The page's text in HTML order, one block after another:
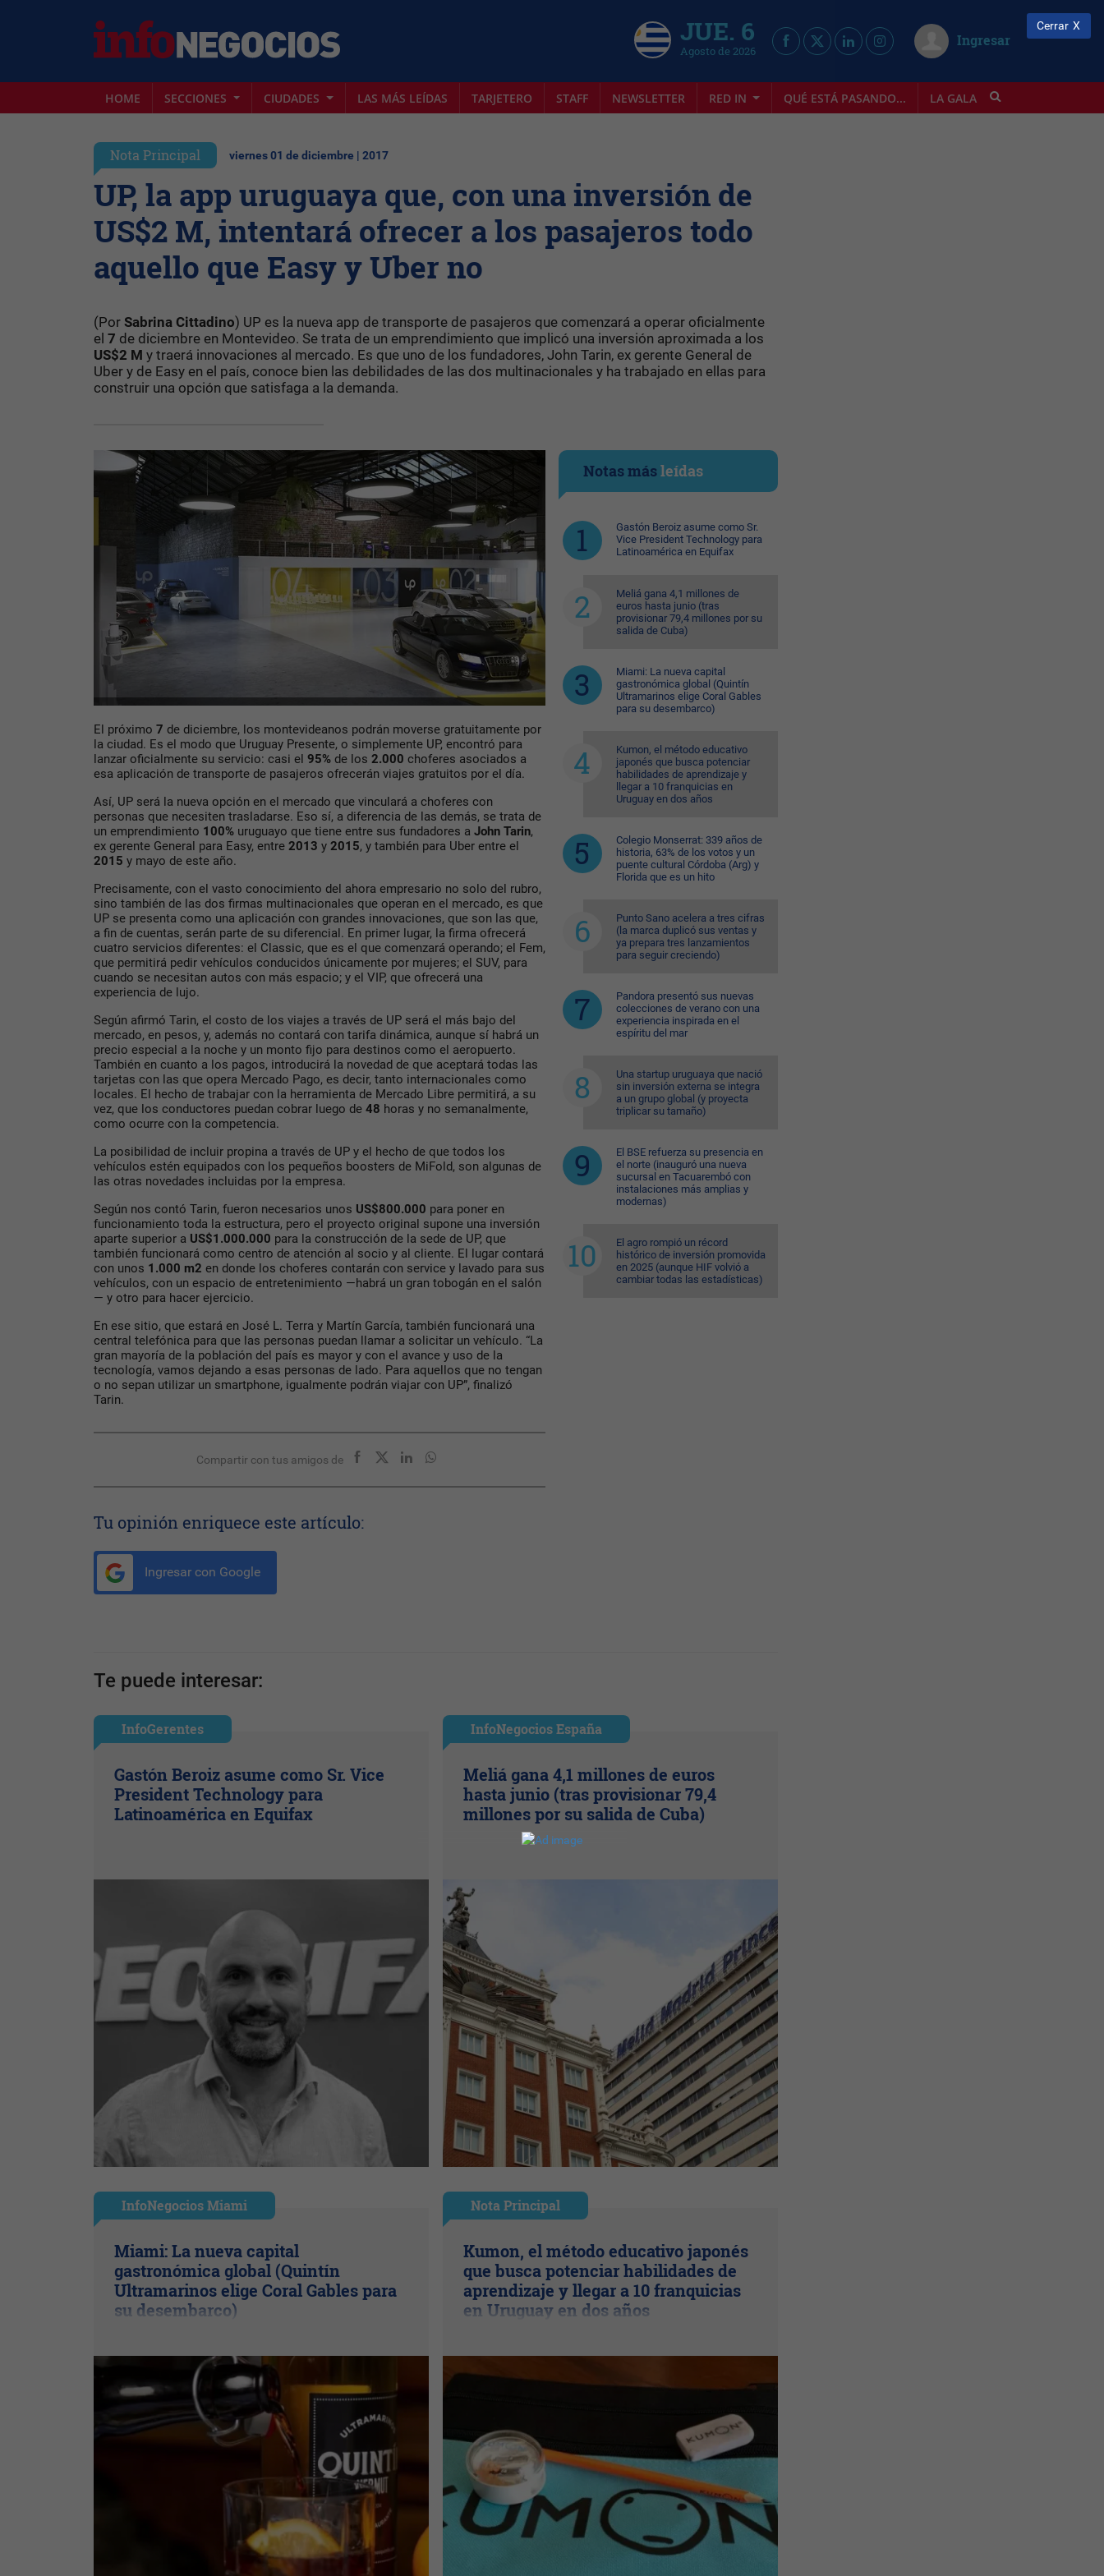
JUE. 6
Agosto de 2026
Ingresar
HOME SECCIONES CIUDADES LAS MÁS LEÍDAS TARJETERO STAFF NEWSLETTER RED IN QUÉ ESTÁ PASANDO... LA GALA INFOSTYLE
Nota Principal viernes 01 de diciembre | 2017
UP, la app uruguaya que, con una inversión de
US$2 M, intentará ofrecer a los pasajeros todo
aquello que Easy y Uber no
(Por Sabrina Cittadino) UP es la nueva app de transporte de pasajeros que comenzará a operar oficialmente
el 7 de diciembre en Montevideo. Se trata de un emprendimiento que implicó una inversión aproximada a los
US$2 M y traerá innovaciones al mercado. Es que uno de los fundadores, John Tarin, ex gerente General de
Uber y de Easy en el país, conoce bien las debilidades de las dos multinacionales y ha trabajado en ellas para
construir una opción que satisfaga a la demanda.
El próximo 7 de diciembre, los montevideanos podrán moverse gratuitamente por
la ciudad. Es el modo que Uruguay Presente, o simplemente UP, encontró para
lanzar oficialmente su servicio: casi el 95% de los 2.000 choferes asociados a
esa aplicación de transporte de pasajeros ofrecerán viajes gratuitos por el día.
Así, UP será la nueva opción en el mercado que vinculará a choferes con
personas que necesiten trasladarse. Eso sí, a diferencia de las demás, se trata de
un emprendimiento 100% uruguayo que tiene entre sus fundadores a John Tarin,
ex gerente General para Easy, entre 2013 y 2015, y también para Uber entre el
2015 y mayo de este año.
Precisamente, con el vasto conocimiento del ahora empresario no solo del rubro,
sino también de las dos firmas multinacionales que operan en el mercado, es que
UP se presenta como una aplicación con grandes innovaciones, que son las que,
a fin de cuentas, serán parte de su diferencial. En primer lugar, la firma ofrecerá
cuatro servicios diferentes: el Classic, que es el que comenzará operando; el Fem,
que permitirá pedir vehículos conducidos únicamente por mujeres; el SUV, para
cuando se necesitan autos con más espacio; y el VIP, que ofrecerá una
experiencia de lujo.
Según afirmó Tarin, el costo de los viajes a través de UP será el más bajo del
mercado, en pesos, y, además no contará con tarifa dinámica, aunque sí habrá un
precio especial a la noche y un monto fijo para destinos como el aeropuerto.
También en cuanto a los pagos, introducirá la novedad de que aceptará todas las
tarjetas con las que opera Mercado Pago, es decir, tanto internacionales como
locales. El hecho de trabajar con la herramienta de Mercado Libre permitirá, a su
vez, que los conductores puedan cobrar luego de 48 horas y no semanalmente,
como ocurre con la competencia.
La posibilidad de incluir propina a través de UP y el hecho de que todos los
vehículos estén equipados con los pequeños boosters de MiFold, son algunas de
las otras novedades incluidas por la empresa.
Según nos contó Tarin, fueron necesarios unos US$800.000 para poner en
funcionamiento toda la estructura, pero el proyecto original supone una inversión
aparte superior a US$1.000.000 para la construcción de la sede de UP, que
también funcionará como centro de atención al socio y al cliente. El lugar contará
con unos 1.000 m2 en donde los choferes contarán con service y lavado para sus
vehículos, con un espacio de entretenimiento —habrá un gran tobogán en el salón
— y otro para hacer ejercicio.
En ese sitio, que estará en José L. Terra y Martín García, también funcionará una
central telefónica para que las personas puedan llamar a solicitar un vehículo. “La
gran mayoría de la población del país es mayor y con el avance y uso de la
tecnología, vamos dejando a esas personas de lado. Para aquellos que no tengan
o no sepan utilizar un smartphone, igualmente podrán viajar con UP”, finalizó
Tarin.
Compartir con tus amigos de
Tu opinión enriquece este artículo:
Ingresar con Google
Notas másleídas
Gastón Beroiz asume como Sr.
Vice President Technology para
Latinoamérica en Equifax
Meliá gana 4,1 millones de
euros hasta junio (tras
provisionar 79,4 millones por su
salida de Cuba)
Miami: La nueva capital
gastronómica global (Quintín
Ultramarinos elige Coral Gables
para su desembarco)
Kumon, el método educativo
japonés que busca potenciar
habilidades de aprendizaje y
llegar a 10 franquicias en
Uruguay en dos años
Colegio Monserrat: 339 años de
historia, 63% de los votos y un
puente cultural Córdoba (Arg) y
Florida que es un hito
Punto Sano acelera a tres cifras
(la marca duplicó sus ventas y
ya prepara tres lanzamientos
para seguir creciendo)
Pandora presentó sus nuevas
colecciones de verano con una
experiencia inspirada en el
espíritu del mar
Una startup uruguaya que nació
sin inversión externa se integra
a un grupo global (y proyecta
triplicar su tamaño)
El BSE refuerza su presencia en
el norte (inauguró una nueva
sucursal en Tacuarembó con
instalaciones más amplias y
modernas)
El agro rompió un récord
histórico de inversión promovida
en 2025 (aunque HIF volvió a
cambiar todas las estadísticas)
Te puede interesar:
InfoGerentes
Gastón Beroiz asume como Sr. Vice
President Technology para
Latinoamérica en Equifax
InfoNegocios España
Meliá gana 4,1 millones de euros
hasta junio (tras provisionar 79,4
millones por su salida de Cuba)
InfoNegocios Miami
Miami: La nueva capital
gastronómica global (Quintín
Ultramarinos elige Coral Gables para
su desembarco)
Nota Principal
Kumon, el método educativo japonés
que busca potenciar habilidades de
aprendizaje y llegar a 10 franquicias
en Uruguay en dos años
Cerrar